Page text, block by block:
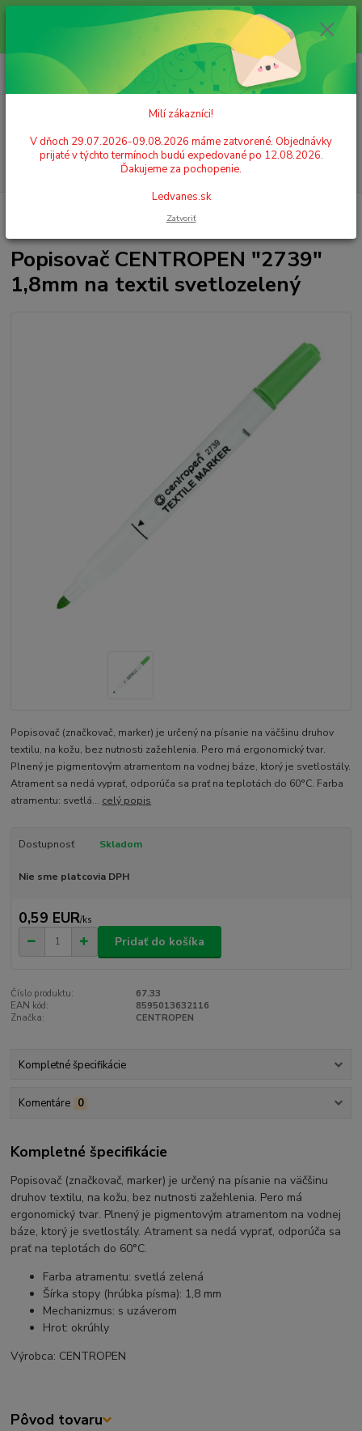
Milí zákazníci! V dňoch 29.07.2026-09.08.2026 máme zatvorené.
Objednávky prijaté v týchto termínoch budú expedované po 12.08.2026.
Ďakujeme za pochopenie. Ledvanes.sk
+421 908 755 958
Po. - Pia. od 9:00 hod. - 16:00 hod.
za0,00 EUR
CENTROPEN "2739" 1,8mm na textil svetlozelený
Popisovač CENTROPEN "2739"
1,8mm na textil svetlozelený
Popisovač (značkovač, marker) je určený na písanie na väčšinu druhov
textilu, na kožu, bez nutnosti zažehlenia. Pero má ergonomický tvar.
Plnený je pigmentovým atramentom na vodnej báze, ktorý je svetlostály.
Atrament sa nedá vyprať, odporúča sa prať na teplotách do 60°C. Farba
atramentu: svetlá... celý popis
Dostupnosť Skladom
Nie sme platcovia DPH
0,59 EUR/ks
Pridať do košíka
Číslo produktu:
67.33
EAN kód:
8595013632116
Značka:
CENTROPEN
Kompletné špecifikácie
Komentáre 0
Kompletné špecifikácie
Popisovač (značkovač, marker) je určený na písanie na väčšinu
druhov textilu, na kožu, bez nutnosti zažehlenia. Pero má
ergonomický tvar. Plnený je pigmentovým atramentom na vodnej
báze, ktorý je svetlostály. Atrament sa nedá vyprať, odporúča sa
prať na teplotách do 60°C.
Farba atramentu: svetlá zelená
Šírka stopy (hrúbka písma): 1,8 mm
Mechanizmus: s uzáverom
Hrot: okrúhly
Výrobca: CENTROPEN
Pôvod tovaru
Milí zákazníci!
V dňoch 29.07.2026-09.08.2026 máme zatvorené. Objednávky
prijaté v týchto termínoch budú expedované po 12.08.2026.
Ďakujeme za pochopenie.
Ledvanes.sk
Zatvoriť